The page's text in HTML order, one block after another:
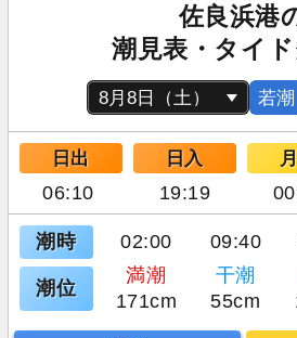
佐良浜港
潮見表・タイ
若潮
日出 日入
06:10 19:19
潮時 02:00 09:40
潮位
満潮 干潮
171cm
55cm